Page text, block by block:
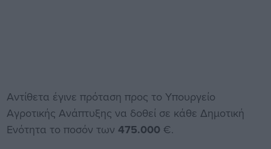
Αντίθετα έγινε πρόταση προς το Υπουργείο
Αγροτικής Ανάπτυξης να δοθεί σε κάθε Δημοτική
Ενότητα το ποσόν των 475.000 €.